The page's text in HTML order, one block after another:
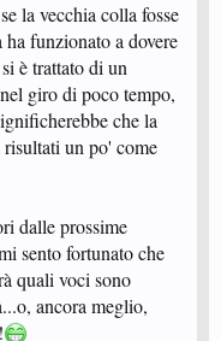
la vecchia colla fosse
funzionato a dovere
è trattato di un
giro di poco tempo,
che la
un po' come
dalle prossime
sento fortunato che
quali voci sono
ancora meglio,